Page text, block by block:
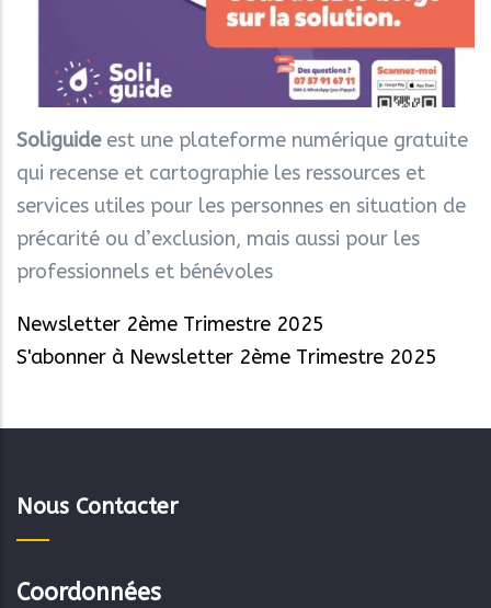
Soliguideest une plateforme numérique gratuite
qui recense et cartographie les ressources et
services utiles pour les personnes en situation de
précarité ou d’exclusion, mais aussi pour les
professionnels et bénévoles
Newsletter 2ème Trimestre 2025
S'abonner à Newsletter 2ème Trimestre 2025
Nous Contacter
Coordonnées